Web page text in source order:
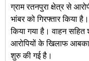
ग्राम रतनपुरा क्षेत्र से
भांबर को गिरफ्तार किया
किया गया है। वाहन
आरोपियों के खिलाफ
शुरु की गई है।